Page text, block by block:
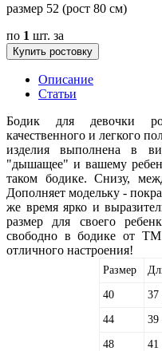
размер 52 (рост 80 см)
по 1 шт. за
Купить ростовку
Описание
Статьи
Бодик для девочки
качественного и легкого
изделия выполнена в
"дышащее" и вашему
таком бодике. Снизу,
Дополняет модельку -
же время ярко и
размер для своего
свободно в бодике от
отличного настроения!
Размер
40 37
44 39
48 41